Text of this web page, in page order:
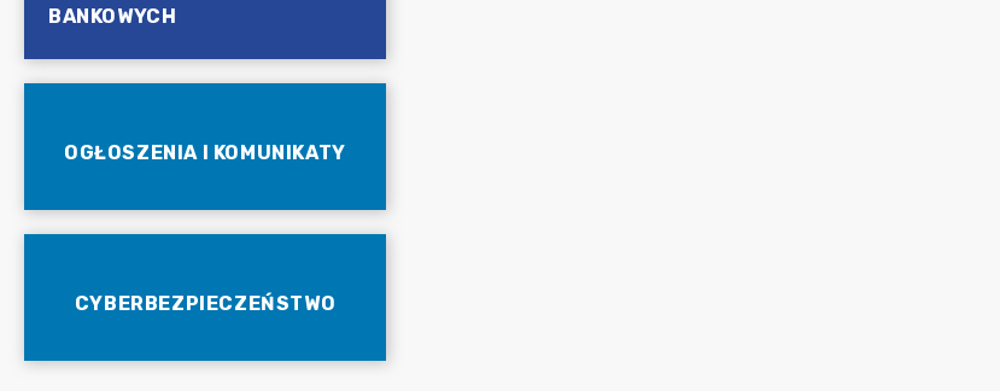
BANKOWYCH
OGŁOSZENIA I KOMUNIKATY
CYBERBEZPIECZEŃSTWO